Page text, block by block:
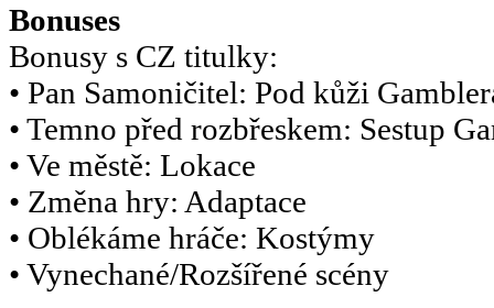
Bonuses
Bonusy s CZ titulky:
• Pan Samoničitel: Pod kůži
• Temno před rozbřeskem: Sestup
• Ve městě: Lokace
• Změna hry: Adaptace
• Oblékáme hráče: Kostýmy
• Vynechané/Rozšířené scény